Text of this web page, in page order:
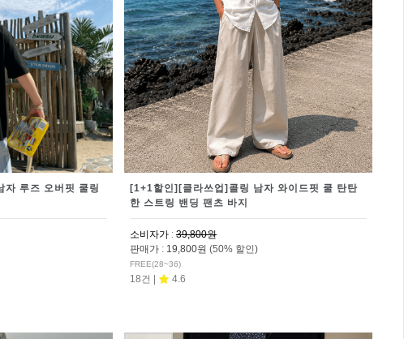
자 루즈 오버핏 쿨링
[1+1할인][클라쓰업]콜링 남자 와이드핏 쿨 탄탄
한 스트링 밴딩 팬츠 바지
소비자가 : 39,800원
판매가 : 19,800원 (50% 할인)
FREE(28~36)
18건 | 4.6